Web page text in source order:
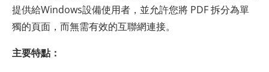
提供給Windows設備使用者，並允許您將 PDF 拆分為單
獨的頁面，而無需有效的互聯網連接。
主要特點：